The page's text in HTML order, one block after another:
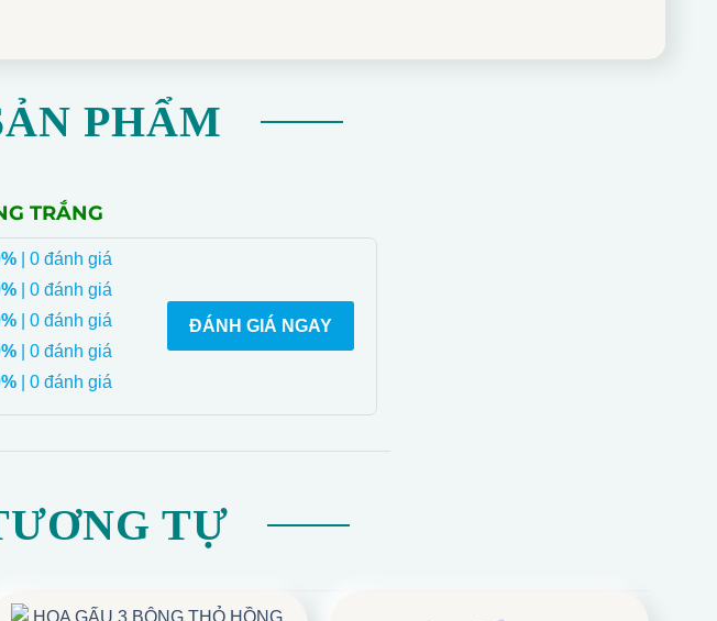
PHẨM
TRẮNG
| 0 đánh giá
| 0 đánh giá
| 0 đánh giá
| 0 đánh giá
| 0 đánh giá
ĐÁNH GIÁ NGAY
TỰ